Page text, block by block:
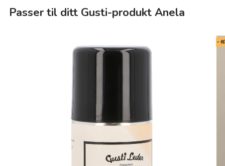
Passer til ditt Gusti-produkt Anela
-